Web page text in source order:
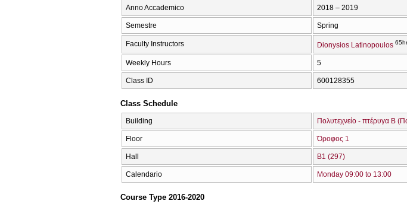
Anno Accademico 2018 – 2019
Semestre Spring
Faculty Instructors Dionysios Latinopoulos
Weekly Hours 5
Class ID 600128355
Class Schedule
Building Πολυτεχνείο - πτέρυγα Β
Floor Όροφος 1
Hall Β1 (297)
Calendario Monday 09:00 to 13:00
Course Type 2016-2020